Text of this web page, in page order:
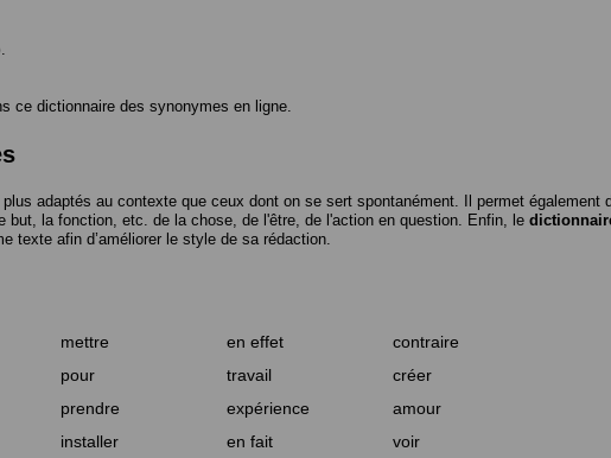
ce dictionnaire des synonymes en ligne.
adaptés au contexte que ceux dont on se sert spontanément. Il permet également
la fonction, etc. de la chose, de l'être, de l'action en question. Enfin, le
texte afin d’améliorer le style de sa rédaction.
mettre en effet
contraire
pour travail
créer
prendre expérience
amour
installer en fait voir